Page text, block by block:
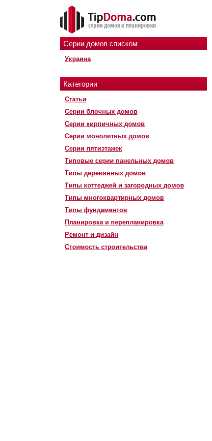
Серии домов списком
Украина
Категории
Статьи
Серии блочных домов
Серии кирпичных домов
Серии монолитных домов
Серии пятиэтажек
Типовые серии панельных домов
Типы деревянных домов
Типы коттеджей и загородных домов
Типы многоквартирных домов
Типы фундаментов
Планировка и перепланировка
Ремонт и дизайн
Стоимость строительства